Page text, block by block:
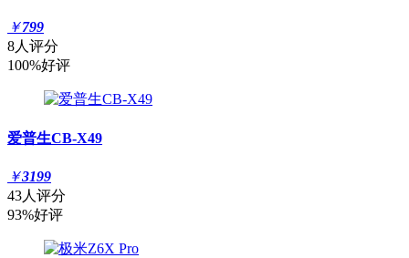
￥799
8人评分
100%好评
爱普生CB-X49
￥3199
43人评分
93%好评